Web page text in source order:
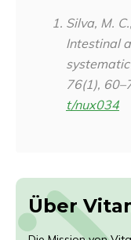
Silva, M.
Intestinal
76(1),
t/nux034
Über